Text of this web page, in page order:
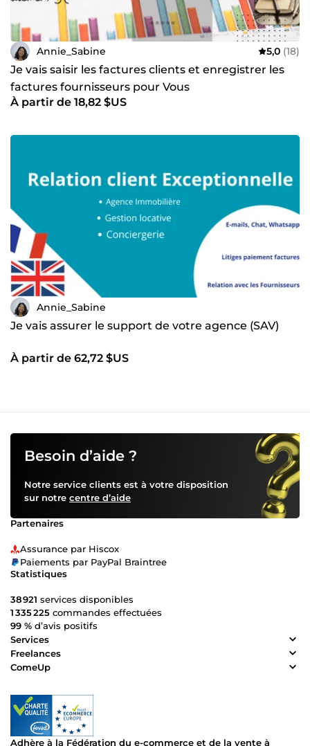
Annie_Sabine 5,0 (18)
Je vais saisir les factures clients et enregistrer les
factures fournisseurs pour Vous
À partir de 18,82 $US
Annie_Sabine
Je vais assurer le support de votre agence (SAV)
À partir de 62,72 $US
Besoin d’aide ?
Notre service clients est à votre disposition
sur notre centre d’aide
Partenaires
Assurance par Hiscox
Paiements par PayPal Braintree
Statistiques
38 921 services disponibles
1 335 225 commandes effectuées
99 % d’avis positifs
Services
Freelances
ComeUp
Adhère à la Fédération du e-commerce et de la vente à